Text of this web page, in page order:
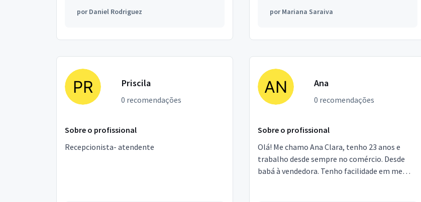
porDaniel Rodriguez porMariana Saraiva
Priscila
0 recomendações
Sobre o profissional
Recepcionista- atendente
Ana
0 recomendações
Sobre o profissional
Olá! Me chamo Ana Clara, tenho 23 anos e
trabalho desde sempre no comércio. Desde
babá à vendedora. Tenho facilidade em me